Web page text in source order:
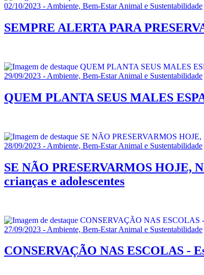
02/10/2023 - Ambiente, Bem-Estar Animal e Sustentabilidade
SEMPRE ALERTA PARA
29/09/2023 - Ambiente, Bem-Estar Animal e Sustentabilidade
QUEM PLANTA SEUS MALES
28/09/2023 - Ambiente, Bem-Estar Animal e Sustentabilidade
SE NÃO PRESERVARMOS HOJE,
crianças e adolescentes
27/09/2023 - Ambiente, Bem-Estar Animal e Sustentabilidade
CONSERVAÇÃO NAS ESCOLAS -